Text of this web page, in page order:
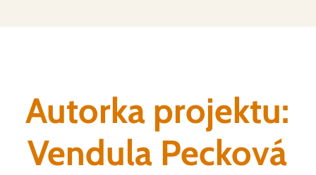
Autorka projektu:
Vendula Pecková